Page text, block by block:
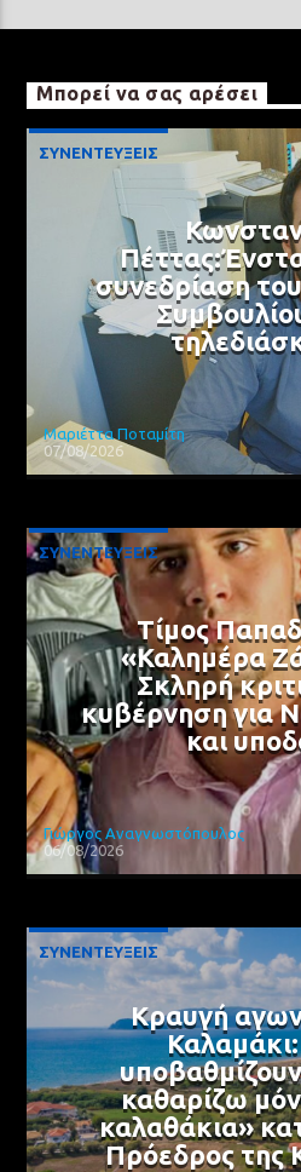
Μπορεί να σας αρέσει
ΣΥΝΕΝΤΕΥΞΕΙΣ
συνεδρίαση
Μαριέττα Ποταμίτη
07/08/2026
ΣΥΝΕΝΤΕΥΞΕΙΣ
Τίμος
«Καλημέρα
Σκληρή
κυβέρνηση για
και
Γιώργος Αναγνωστόπουλος
06/08/2026
ΣΥΝΕΝΤΕΥΞΕΙΣ
Κραυγή
καθαρίζω
καλαθάκια»
Πρόεδρος της